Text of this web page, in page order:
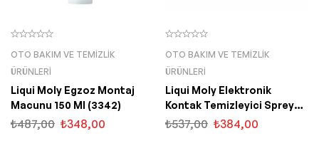
OTO BAKIM VE TEMIZLIK
ÜRÜNLERI
Liqui Moly Egzoz Montaj
Macunu 150 Ml (3342)
₺487,00 ₺348,00
OTO BAKIM VE TEMIZLIK
ÜRÜNLERI
Liqui Moly Elektronik
Kontak Temizleyici Sprey
200 ML (3110)
₺537,00 ₺384,00